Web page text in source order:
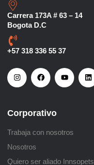
Carrera 173A # 63 – 14
Bogota D.C
+57 318 336 55 37
Corporativo
Trabaja con nosotros
Nosotros
Quiero ser aliado Innsopets